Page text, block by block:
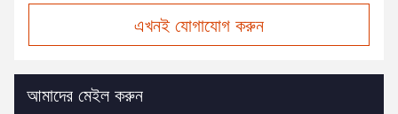
এখনই যোগাযোগ করুন
আমাদের মেইল করুন